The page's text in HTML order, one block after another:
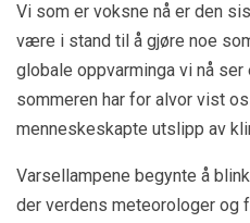
Vi som er voksne nå er den
være i stand til å gjøre noe
globale oppvarminga vi nå ser
sommeren har for alvor vist
menneskeskapte utslipp av
Varsellampene begynte å
der verdens meteorologer og